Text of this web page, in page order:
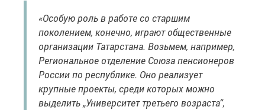
«Особую роль в работе со старшим
поколением, конечно, играют общественные
организации Татарстана. Возьмем, например,
Региональное отделение Союза пенсионеров
России по республике. Оно реализует
крупные проекты, среди которых можно
выделить „Университет третьего возраста“,